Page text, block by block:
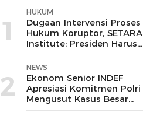
1
HUKUM
Dugaan Intervensi Proses
Hukum Koruptor, SETARA
Institute: Presiden Harus
Pastikan TNI Tak
Disalahgunakan
2
NEWS
Ekonom Senior INDEF
Apresiasi Komitmen Polri
Mengusut Kasus Besar
hingga Tuntas